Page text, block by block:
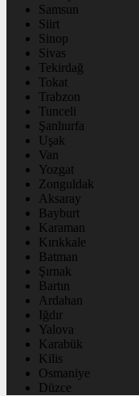
Samsun
Siirt
Sinop
Sivas
Tekirdağ
Tokat
Trabzon
Tunceli
Şanlıurfa
Uşak
Van
Yozgat
Zonguldak
Aksaray
Bayburt
Karaman
Kırıkkale
Batman
Şırnak
Bartın
Ardahan
Iğdır
Yalova
Karabük
Kilis
Osmaniye
Düzce